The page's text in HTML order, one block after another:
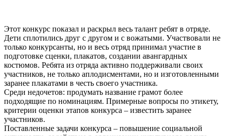
Этот конкурс показал и раскрыл весь талант ребят в отряде.
Дети сплотились друг с другом и с вожатыми. Участвовали не
только конкурсанты, но и весь отряд принимал участие в
подготовке сценки, плакатов, создании авангардных
костюмов. Ребята из отряда активно поддерживали своих
участников, не только аплодисментами, но и изготовленными
заранее плакатами в честь своего участника.
Среди недочетов: продумать название грамот более
подходящие по номинациям. Примерные вопросы по этикету,
критерии оценки этапов конкурса – известить заранее
участников.
Поставленные задачи конкурса – повышение социальной